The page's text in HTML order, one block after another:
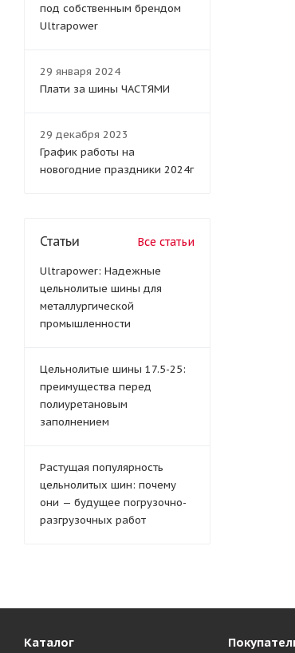
под собственным брендом
Ultrapower
29 января 2024
Плати за шины ЧАСТЯМИ
29 декабря 2023
График работы на
новогодние праздники 2024г
Статьи Все статьи
Ultrapower: Надежные
цельнолитые шины для
металлургической
промышленности
Цельнолитые шины 17.5-25:
преимущества перед
полиуретановым
заполнением
Растущая популярность
цельнолитых шин: почему
они — будущее погрузочно-
разгрузочных работ
Каталог